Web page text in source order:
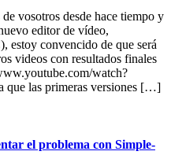
vosotros desde hace tiempo y
editor de vídeo,
convencido de que será
videos con resultados finales
watch?
que las primeras versiones […]
el problema con Simple-